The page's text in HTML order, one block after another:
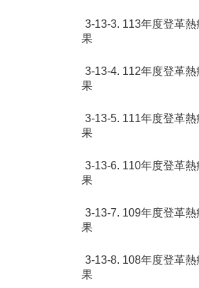
3-13-3. 113年度登革
果
3-13-4. 112年度登革
果
3-13-5. 111年度登革
果
3-13-6. 110年度登革
果
3-13-7. 109年度登革
果
3-13-8. 108年度登革
果